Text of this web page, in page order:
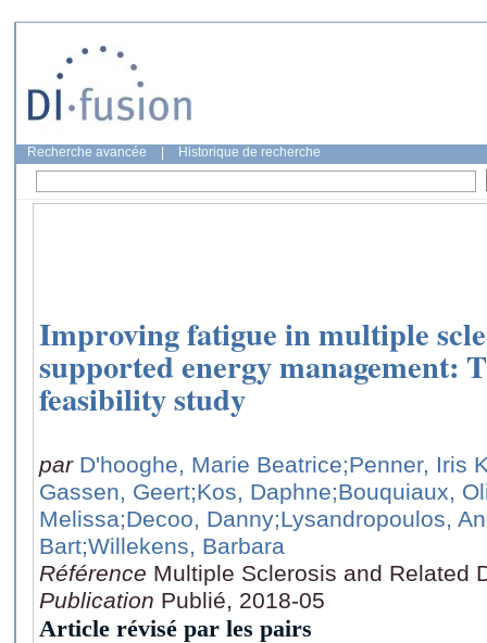
Recherche avancée Historique de recherche
Improving fatigue in multiple
supported energy management:
feasibility study
par D'hooghe, Marie Beatrice;Penner, Iris
Gassen, Geert;Kos, Daphne;Bouquiaux,
Melissa;Decoo, Danny;Lysandropoulos,
Bart;Willekens, Barbara
Référence Multiple Sclerosis and Related
Publication Publié, 2018-05
Article révisé par les pairs